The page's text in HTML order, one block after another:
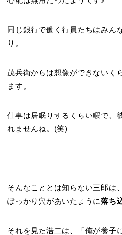
同じ銀行で働く行員たちはみん
り。
茂兵衛からは想像ができないく
ます。
仕事は居眠りするくらい暇で、
れませんね。(笑)
そんなこととは知らない三郎は
ぽっかり穴があいたように落ち
それを見た浩二は、「俺が養子